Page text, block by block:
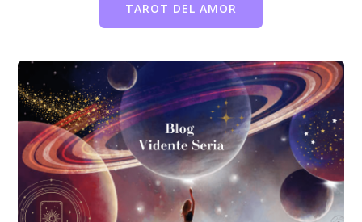
TAROT DEL AMOR